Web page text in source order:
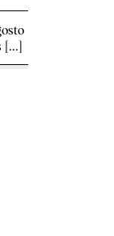
[...]